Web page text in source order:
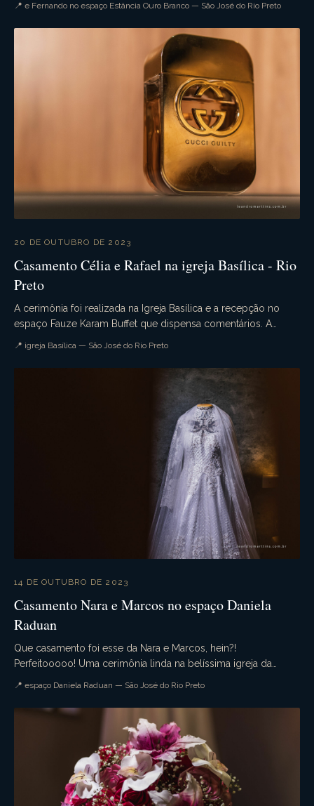
📍 e Fernando no espaço Estância Ouro Branco — São José do Rio Preto
20 DE OUTUBRO DE 2023
Casamento Célia e Rafael na igreja Basílica - Rio
Preto
A cerimônia foi realizada na Igreja Basílica e a recepção no
espaço Fauze Karam Buffet que dispensa comentários. A
📍 igreja Basílica — São José do Rio Preto
14 DE OUTUBRO DE 2023
Casamento Nara e Marcos no espaço Daniela
Raduan
Que casamento foi esse da Nara e Marcos, hein?!
Perfeitooooo! Uma cerimônia linda na belíssima igreja da
📍 espaço Daniela Raduan — São José do Rio Preto